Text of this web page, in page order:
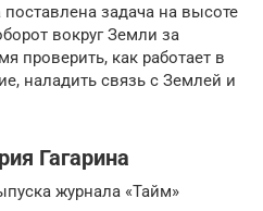
задача на высоте
вокруг Земли за
проверить, как работает в
наладить связь с Землей и
Гагарина
журнала «Тайм»